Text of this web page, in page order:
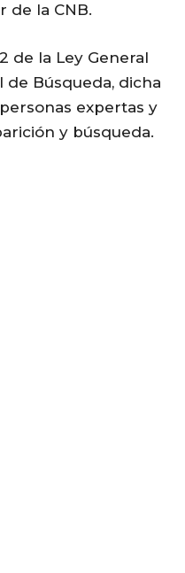
de la CNB.
de la Ley General
de Búsqueda, dicha
expertas y
y búsqueda.